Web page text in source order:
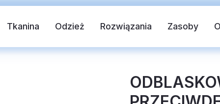
Tkanina Odzież Rozwiązania Zasoby O